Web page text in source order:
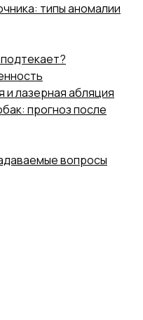
типы аномалии
и лазерная абляция
прогноз после
вопросы